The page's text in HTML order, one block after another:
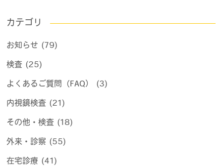
カテゴリ
お知らせ (79)
検査 (25)
よくあるご質問（FAQ） (3)
内視鏡検査 (21)
その他・検査 (18)
外来・診察 (55)
在宅診療 (41)